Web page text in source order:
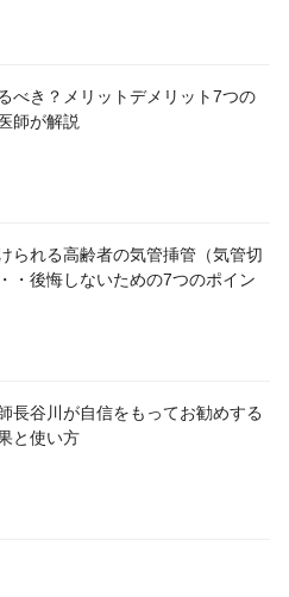
べき？メリットデメリット7つの
師が解説
られる高齢者の気管挿管（気管切
・後悔しないための7つのポイン
長谷川が自信をもってお勧めする
と使い方